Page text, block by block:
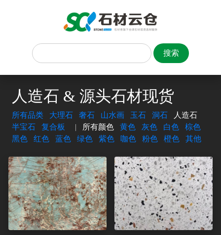
人造石 & 源头石材现货
所有品类 大理石 奢石 山水画 玉石 洞石
人造石
半宝石
复合板 | 所有颜色 黄色 灰色 白色
棕色
黑色
红色 蓝色 绿色 紫色 咖色 粉色 橙色 其他